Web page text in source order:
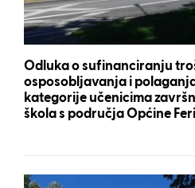
Odluka o sufinanciranju
osposobljavanja i
kategorije učenicima
škola s područja Općine